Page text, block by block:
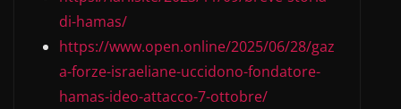
di-hamas/
https://www.open.online/2025/06/28/gaz
a-forze-israeliane-uccidono-fondatore-
hamas-ideo-attacco-7-ottobre/